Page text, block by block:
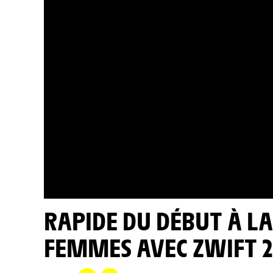
RAPIDE DU DÉBUT À LA FIN - TOUR DE FRANCE
FEMMES AVEC ZWIFT